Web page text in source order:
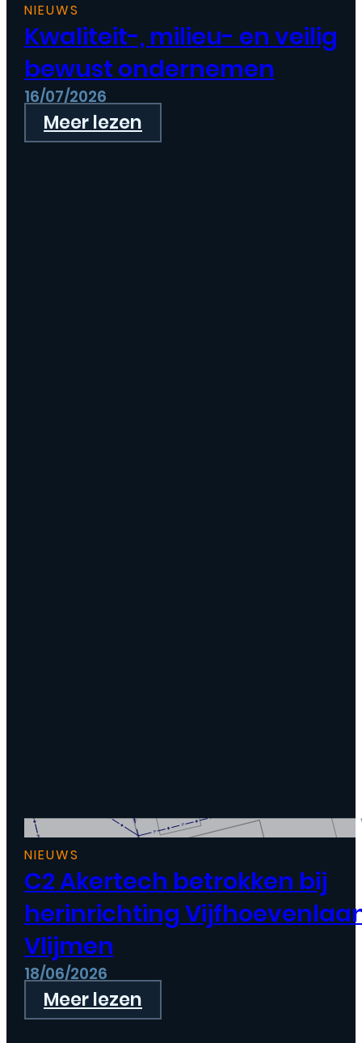
NIEUWS
Kwaliteit-, milieu- en veilig
bewust ondernemen
16/07/2026
Meer lezen
NIEUWS
C2 Akertech betrokken bij
herinrichting
Vlijmen
18/06/2026
Meer lezen